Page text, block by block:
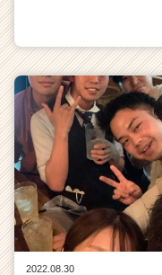
2022.08.30